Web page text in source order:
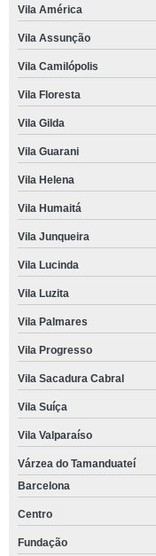
Vila América
Vila Assunção
Vila Camilópolis
Vila Floresta
Vila Gilda
Vila Guarani
Vila Helena
Vila Humaitá
Vila Junqueira
Vila Lucinda
Vila Luzita
Vila Palmares
Vila Progresso
Vila Sacadura Cabral
Vila Suíça
Vila Valparaíso
Várzea do Tamanduateí
Barcelona
Centro
Fundação